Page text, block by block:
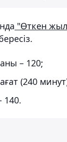
"Өткен
– 120;
(240
140.